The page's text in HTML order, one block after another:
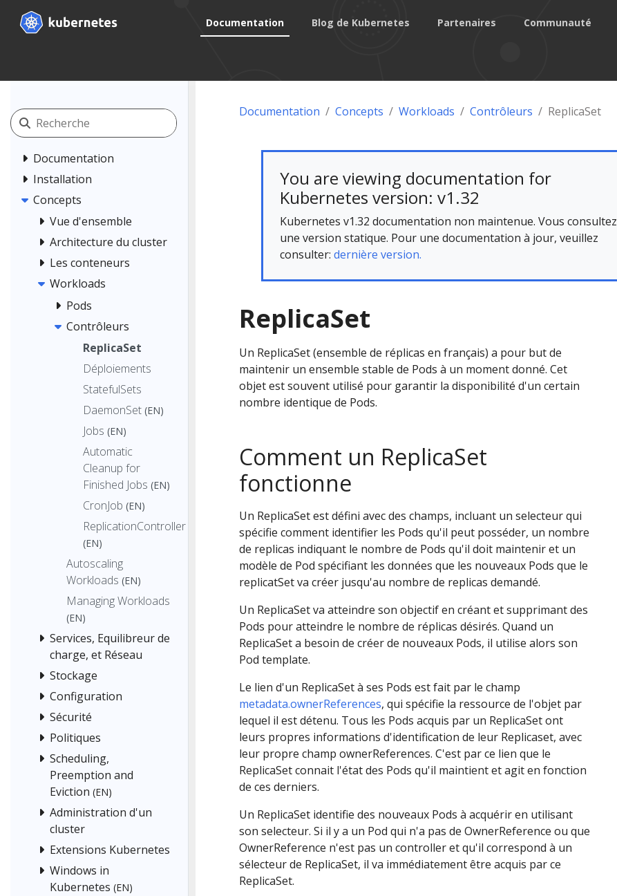
Documentation Blog de Kubernetes Partenaires Communauté
Documentation
Installation
Concepts
Vue d'ensemble
Architecture du cluster
Les conteneurs
Workloads
Pods
Contrôleurs
ReplicaSet
Déploiements
StatefulSets
DaemonSet (EN)
Jobs (EN)
Automatic
Cleanup for
Finished Jobs (EN)
CronJob (EN)
ReplicationController
(EN)
Autoscaling
Workloads (EN)
Managing Workloads
(EN)
Services, Equilibreur de
charge, et Réseau
Stockage
Configuration
Sécurité
Politiques
Scheduling,
Preemption and
Eviction (EN)
Administration d'un
cluster
Extensions Kubernetes
Windows in
Kubernetes (EN)
Documentation Concepts Workloads Contrôleurs ReplicaSet
You are viewing documentation for
Kubernetes version: v1.32
Kubernetes v1.32 documentation non maintenue. Vous consultez
une version statique. Pour une documentation à jour, veuillez
consulter: dernière version.
ReplicaSet
Un ReplicaSet (ensemble de réplicas en français) a pour but de
maintenir un ensemble stable de Pods à un moment donné. Cet
objet est souvent utilisé pour garantir la disponibilité d'un certain
nombre identique de Pods.
Comment un ReplicaSet
fonctionne
Un ReplicaSet est défini avec des champs, incluant un selecteur qui
spécifie comment identifier les Pods qu'il peut posséder, un nombre
de replicas indiquant le nombre de Pods qu'il doit maintenir et un
modèle de Pod spécifiant les données que les nouveaux Pods que le
replicatSet va créer jusqu'au nombre de replicas demandé.
Un ReplicaSet va atteindre son objectif en créant et supprimant des
Pods pour atteindre le nombre de réplicas désirés. Quand un
ReplicaSet a besoin de créer de nouveaux Pods, il utilise alors son
Pod template.
Le lien d'un ReplicaSet à ses Pods est fait par le champ
metadata.ownerReferences, qui spécifie la ressource de l'objet par
lequel il est détenu. Tous les Pods acquis par un ReplicaSet ont
leurs propres informations d'identification de leur Replicaset, avec
leur propre champ ownerReferences. C'est par ce lien que le
ReplicaSet connait l'état des Pods qu'il maintient et agit en fonction
de ces derniers.
Un ReplicaSet identifie des nouveaux Pods à acquérir en utilisant
son selecteur. Si il y a un Pod qui n'a pas de OwnerReference ou que
OwnerReference n'est pas un controller et qu'il correspond à un
sélecteur de ReplicaSet, il va immédiatement être acquis par ce
ReplicaSet.